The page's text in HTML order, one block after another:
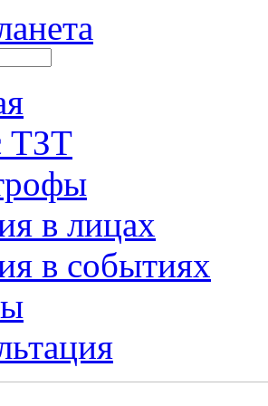
ТЗТ
в лицах
в событиях